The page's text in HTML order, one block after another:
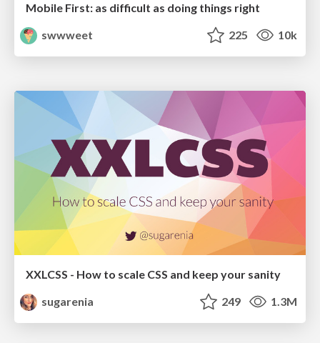
Mobile First: as difficult as doing things right
swwweet
225 10k
XXLCSS - How to scale CSS and keep your sanity
sugarenia
249 1.3M